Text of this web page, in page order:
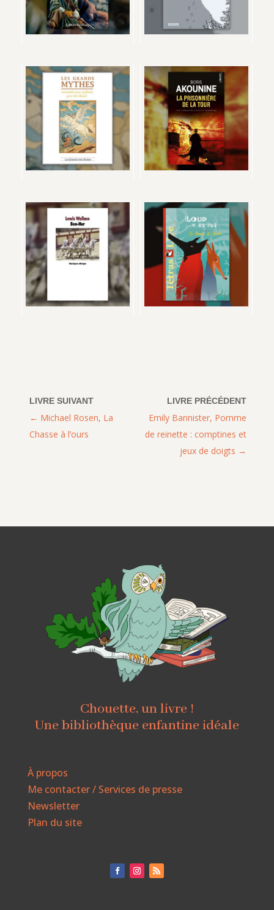
Emily Bannister, Pomme
de reinette : comptines et
jeux de doigts
Michael Rosen, La
Chasse à l’ours
Chouette, un livre !
Une bibliothèque enfantine idéale
À propos
Me contacter / Services de presse
Newsletter
Plan du site